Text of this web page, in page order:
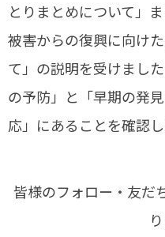
とりまとめについて」
被害からの復興に向け
て」の説明を受けまし
の予防」と「早期の発
応」にあることを確認し
皆様のフォロー・友だ